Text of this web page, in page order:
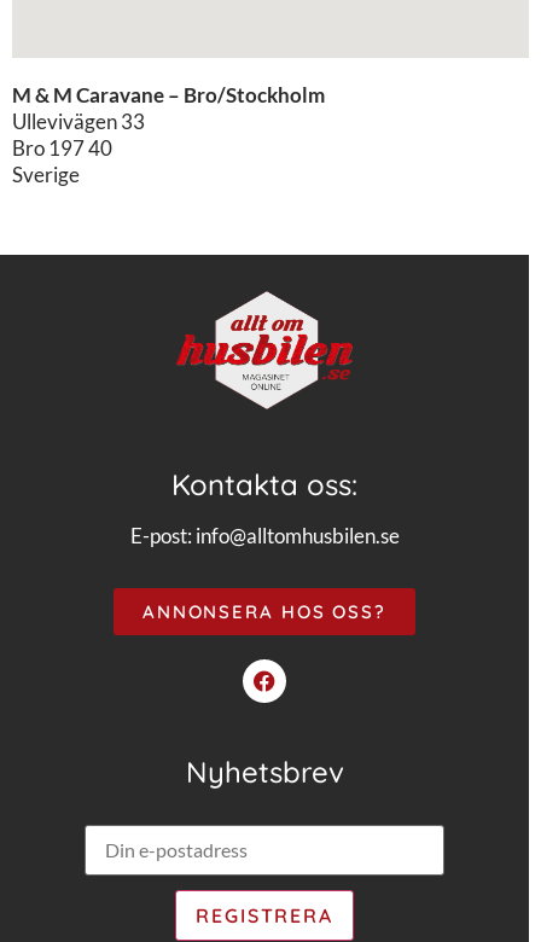
M & M Caravane – Bro/Stockholm
Ullevivägen 33
Bro 197 40
Sverige
Kontakta oss:
E-post: info@alltomhusbilen.se
ANNONSERA HOS OSS?
Nyhetsbrev